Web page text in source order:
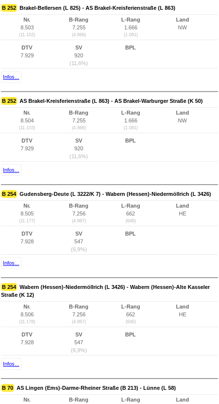
B 252 Brakel-Bellersen (L 825) - AS Brakel-Kreisferienstraße (L 863)
Nr.
8.503
(11.102)
B-Rang
7.255
(4.866)
L-Rang
1.666
(1.081)
Land
NW
DTV
7.929
SV
920
(11,6%)
BPL
Infos...
B 252 AS Brakel-Kreisferienstraße (L 863) - AS Brakel-Warburger Straße (K 50)
Nr.
8.504
(11.103)
B-Rang
7.255
(4.866)
L-Rang
1.666
(1.081)
Land
NW
DTV
7.929
SV
920
(11,6%)
BPL
Infos...
B 254 Gudensberg-Deute (L 3222/K 7) - Wabern (Hessen)-Niedermöllrich (L 3426)
Nr.
8.505
(11.177)
B-Rang
7.256
(4.867)
L-Rang
662
(646)
Land
HE
DTV
7.928
SV
547
(6,9%)
BPL
Infos...
B 254 Wabern (Hessen)-Niedermöllrich (L 3426) - Wabern (Hessen)-Alte Kasseler
Straße (K 12)
Nr.
8.506
(11.178)
B-Rang
7.256
(4.867)
L-Rang
662
(646)
Land
HE
DTV
7.928
SV
547
(6,9%)
BPL
Infos...
B 70 AS Lingen (Ems)-Darme-Rheiner Straße (B 213) - Lünne (L 58)
Nr.
B-Rang
L-Rang
Land